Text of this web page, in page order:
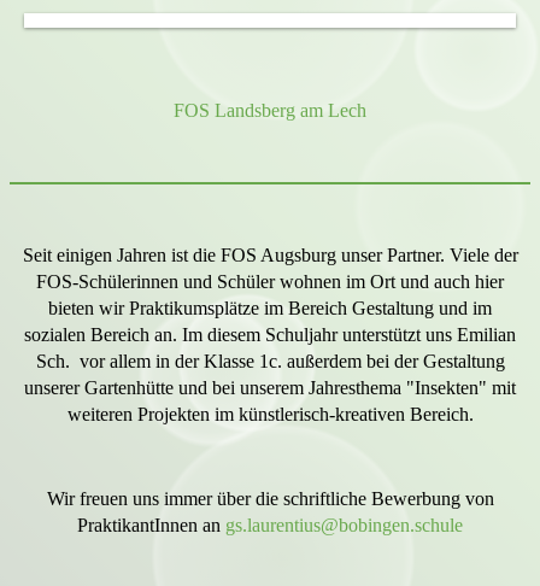
FOS Landsberg am Lech
Seit einigen Jahren ist die FOS Augsburg unser Partner. Viele der
FOS-Schülerinnen und Schüler wohnen im Ort und auch hier
bieten wir Praktikumsplätze im Bereich Gestaltung und im
sozialen Bereich an. Im diesem Schuljahr unterstützt uns Emilian
Sch. vor allem in der Klasse 1c. außerdem bei der Gestaltung
unserer Gartenhütte und bei unserem Jahresthema "Insekten" mit
weiteren Projekten im künstlerisch-kreativen Bereich.
Wir freuen uns immer über die schriftliche Bewerbung von
PraktikantInnen an gs.laurentius@bobingen.schule